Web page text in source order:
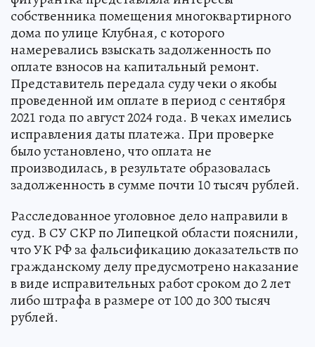
собственника помещения многоквартирного
дома по улице Клубная, с которого
намеревались взыскать задолженность по
оплате взносов на капитальный ремонт.
Представитель передала суду чеки о якобы
проведенной им оплате в период с сентября
2021 года по август 2024 года. В чеках имелись
исправления даты платежа. При проверке
было установлено, что оплата не
производилась, в результате образовалась
задолженность в сумме почти 10 тысяч рублей.
Расследованное уголовное дело направили в
суд. В СУ СКР по Липецкой области пояснили,
что УК РФ за фальсификацию доказательств по
гражданскому делу предусмотрено наказание
в виде исправительных работ сроком до 2 лет
либо штрафа в размере от 100 до 300 тысяч
рублей.